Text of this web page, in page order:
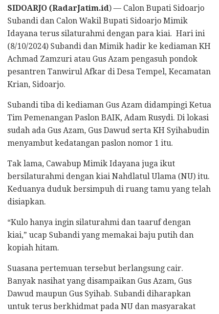
SIDOARJO (RadarJatim.id) — Calon Bupati Sidoarjo
Subandi dan Calon Wakil Bupati Sidoarjo Mimik
Idayana terus silaturahmi dengan para kiai. Hari ini
(8/10/2024) Subandi dan Mimik hadir ke kediaman KH
Achmad Zamzuri atau Gus Azam pengasuh pondok
pesantren Tanwirul Afkar di Desa Tempel, Kecamatan
Krian, Sidoarjo.
Subandi tiba di kediaman Gus Azam didampingi Ketua
Tim Pemenangan Paslon BAIK, Adam Rusydi. Di lokasi
sudah ada Gus Azam, Gus Dawud serta KH Syihabudin
menyambut kedatangan paslon nomor 1 itu.
Tak lama, Cawabup Mimik Idayana juga ikut
bersilaturahmi dengan kiai Nahdlatul Ulama (NU) itu.
Keduanya duduk bersimpuh di ruang tamu yang telah
disiapkan.
“Kulo hanya ingin silaturahmi dan taaruf dengan
kiai,” ucap Subandi yang memakai baju putih dan
kopiah hitam.
Suasana pertemuan tersebut berlangsung cair.
Banyak nasihat yang disampaikan Gus Azam, Gus
Dawud maupun Gus Syihab. Subandi diharapkan
untuk terus berkhidmat pada NU dan masyarakat